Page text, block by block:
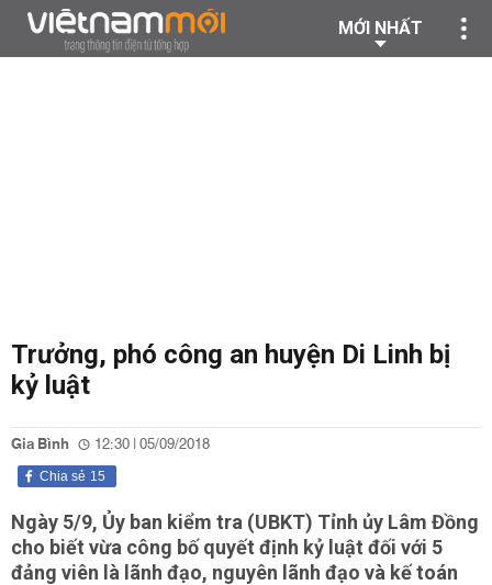
MỚI NHẤT
Trưởng, phó công an huyện Di Linh bị
kỷ luật
Gia Bình 12:30 | 05/09/2018
15
Chia sẻ
Ngày 5/9, Ủy ban kiểm tra (UBKT) Tỉnh ủy Lâm Đồng
cho biết vừa công bố quyết định kỷ luật đối với 5
đảng viên là lãnh đạo, nguyên lãnh đạo và kế toán